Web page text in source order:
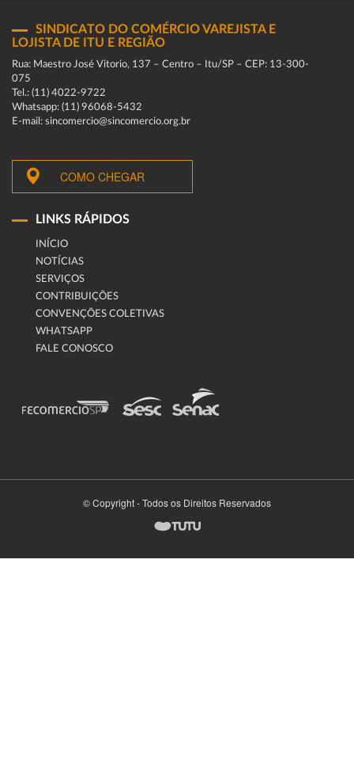
SINDICATO DO COMÉRCIO VAREJISTA E
LOJISTA DE ITU E REGIÃO
Rua: Maestro José Vitorio, 137 – Centro – Itu/SP – CEP: 13-300-
075
Tel.: (11) 4022-9722
Whatsapp: (11) 96068-5432
E-mail: sincomercio@sincomercio.org.br
COMO CHEGAR
LINKS RÁPIDOS
INÍCIO
NOTÍCIAS
SERVIÇOS
CONTRIBUIÇÕES
CONVENÇÕES COLETIVAS
WHATSAPP
FALE CONOSCO
© Copyright - Todos os Direitos Reservados